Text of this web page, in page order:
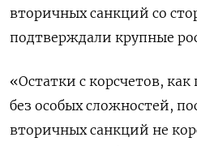
вторичных санкций со
подтверждали крупные
«Остатки с корсчетов,
без особых сложностей,
вторичных санкций не